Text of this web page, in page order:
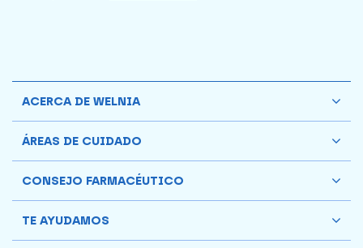
ACERCA DE WELNIA
ÁREAS DE CUIDADO
CONSEJO FARMACÉUTICO
TE AYUDAMOS